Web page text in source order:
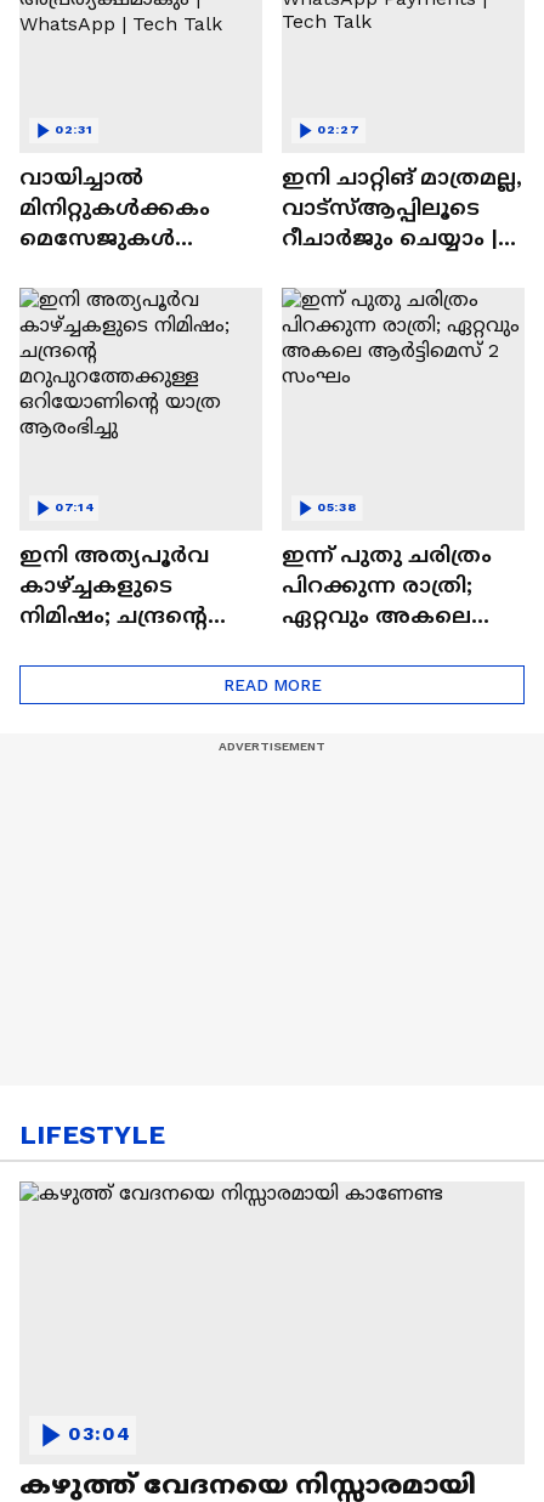
വായിച്ചാൽ
മിനിറ്റുകൾക്കകം
മെസേജുകള്‍
WhatsApp | Tech Talk
02:31
ഇനി ചാറ്റിങ് മാത്രമല്ല,
വാട്‌സ്‌ആപ്പിലൂടെ
റീചാർജും ചെയ്യാം |
Tech Talk
02:27
ഇനി അത്യപൂര്‍വ
കാഴ്ച്ചകളുടെ
നിമിഷം; ചന്ദ്രന്റെ
ഒറിയോണിന്റെ യാത്ര
ആരംഭിച്ചു
07:14
ഇന്ന് പുതു ചരിത്രം
പിറക്കുന്ന രാത്രി;
ഏറ്റവും അകലെ
05:38
READ MORE
LIFESTYLE
കഴുത്ത് വേദനയെ നിസ്സാരമായി
03:04